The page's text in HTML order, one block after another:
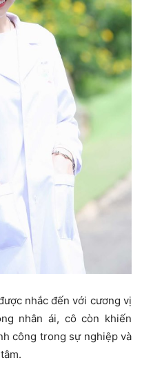
nhắc đến với cương vị
nhân ái, cô còn khiến
công trong sự nghiệp và